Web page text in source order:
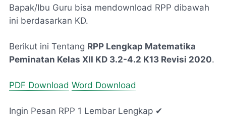
Bapak/Ibu Guru bisa mendownload RPP dibawah
ini berdasarkan KD.
Berikut ini Tentang RPP Lengkap Matematika
Peminatan Kelas XII KD 3.2-4.2 K13 Revisi 2020.
PDF Download Word Download
Ingin Pesan RPP 1 Lembar Lengkap ✔